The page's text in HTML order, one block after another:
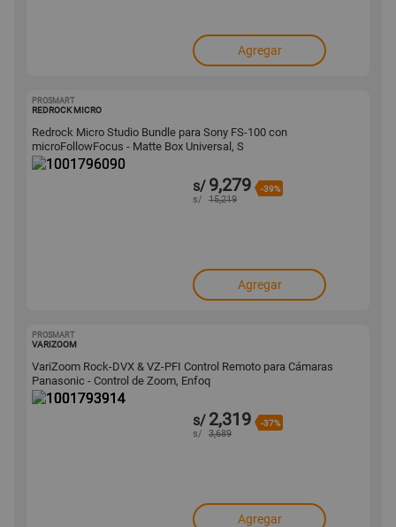
Agregar
PROSMART
REDROCK MICRO
Redrock Micro Studio Bundle para Sony FS-100 con
microFollowFocus - Matte Box Universal, S
s/ 9,279 -39%
s/ 15,219
Agregar
PROSMART
VARIZOOM
VariZoom Rock-DVX & VZ-PFI Control Remoto para Cámaras
Panasonic - Control de Zoom, Enfoq
s/ 2,319 -37%
s/ 3,689
Agregar